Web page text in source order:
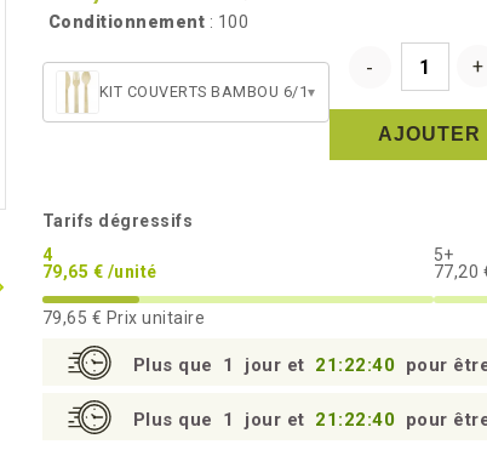
Conditionnement : 100
KIT COUVERTS BAMBOU 6/1▾
AJOUTER
Tarifs dégressifs
4
79,65 € /unité
5+
77,20
79,65 € Prix unitaire
Plus que 1 jour et 21:22:39 pour
Plus que 1 jour et 21:22:39 pour